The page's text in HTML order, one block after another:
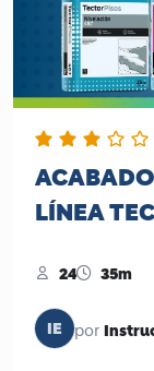
LÍNEA
24 35m
IE por